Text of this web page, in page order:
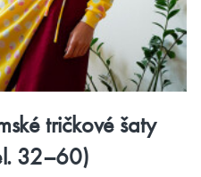
tričkové šaty
32–60)